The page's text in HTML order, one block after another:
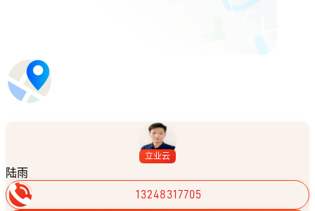
立业云
陆雨
13248317705